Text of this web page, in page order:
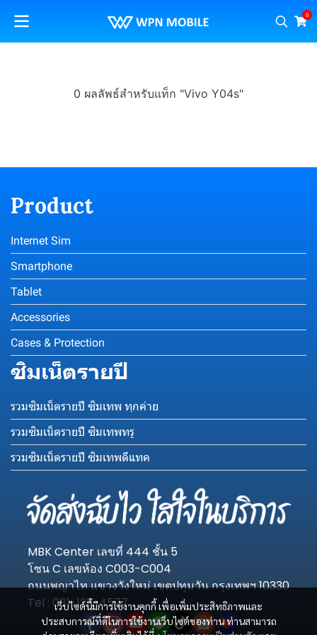
0
0 ผลลัพธ์สำหรับแท็ก "Vivo Y04s"
เว็บไซต์นี้มีการใช้งานคุกกี้ เพื่อเพิ่มประสิทธิภาพและ
ประสบการณ์ที่ดีในการใช้งานเว็บไซต์ของท่าน ท่านสามารถ
Product
Internet Sim
Smartphone
Tablet
Accessories
Cases & Protection
ซิมเน็ตรายปี
รวมซิมเน็ตรายปี ซิมเทพ ทุกค่าย
รวมซิมเน็ตรายปี ซิมเทพทรู
รวมซิมเน็ตรายปี ซิมเทพดีแทค
MBK Center เลขที่ 444 ชั้น 5
โซน C เลขห้อง C003-C004
ถนนพญาไท แขวงวังใหม่ เขตปทุมวัน กรุงเทพฯ 10330
Tel : 081-123-4577